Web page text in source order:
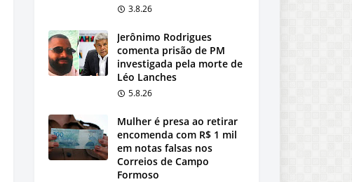
3.8.26
Jerônimo Rodrigues
comenta prisão de PM
investigada pela morte de
Léo Lanches
5.8.26
Mulher é presa ao retirar
encomenda com R$ 1 mil
em notas falsas nos
Correios de Campo
Formoso